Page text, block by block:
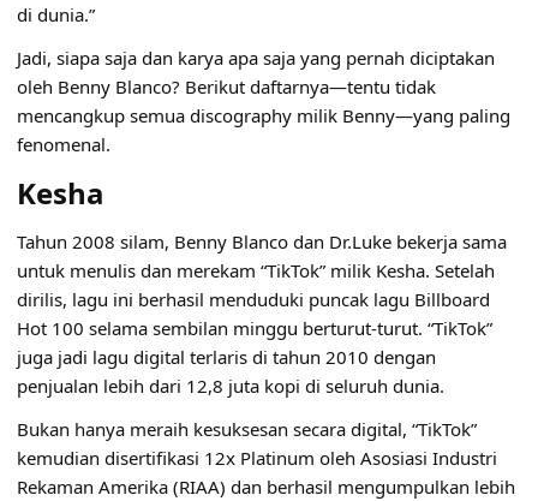
di dunia.”
Jadi, siapa saja dan karya apa saja yang pernah diciptakan
oleh Benny Blanco? Berikut daftarnya—tentu tidak
mencangkup semua discography milik Benny—yang paling
fenomenal.
Kesha
Tahun 2008 silam, Benny Blanco dan Dr.Luke bekerja sama
untuk menulis dan merekam “TikTok” milik Kesha. Setelah
dirilis, lagu ini berhasil menduduki puncak lagu Billboard
Hot 100 selama sembilan minggu berturut-turut. “TikTok”
juga jadi lagu digital terlaris di tahun 2010 dengan
penjualan lebih dari 12,8 juta kopi di seluruh dunia.
Bukan hanya meraih kesuksesan secara digital, “TikTok”
kemudian disertifikasi 12x Platinum oleh Asosiasi Industri
Rekaman Amerika (RIAA) dan berhasil mengumpulkan lebih